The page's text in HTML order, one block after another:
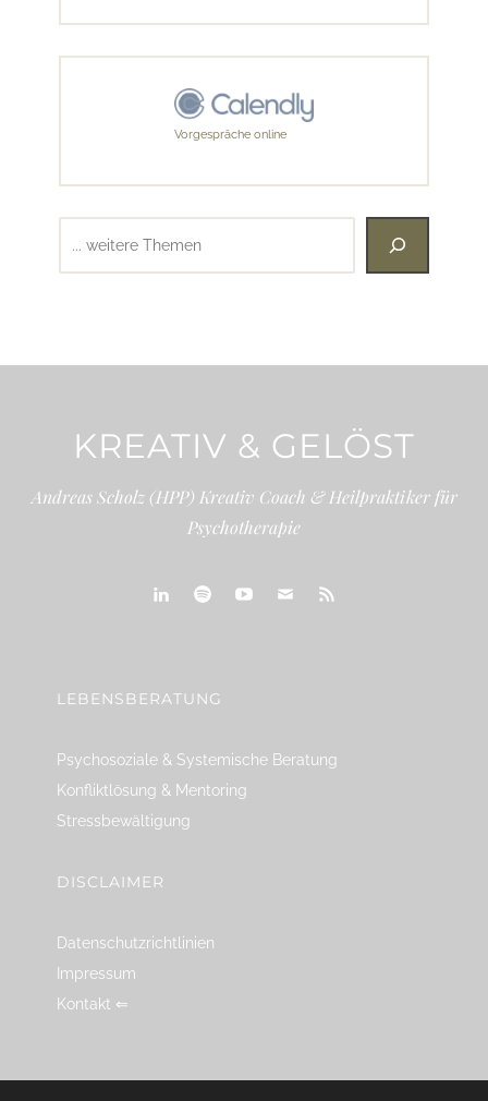
Vorgespräche online
KREATIV & GELÖST
Andreas Scholz (HPP) Kreativ Coach & Heilpraktiker für
Psychotherapie
LEBENSBERATUNG
Psychosoziale & Systemische Beratung
Konfliktlösung & Mentoring
Stressbewältigung
DISCLAIMER
Datenschutzrichtlinien
Impressum
Kontakt ⇐